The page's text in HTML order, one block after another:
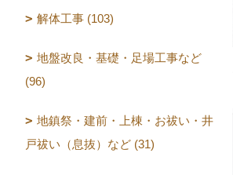
解体工事 (103)
地盤改良・基礎・足場工事など
(96)
地鎮祭・建前・上棟・お祓い・井
戸祓い（息抜）など (31)